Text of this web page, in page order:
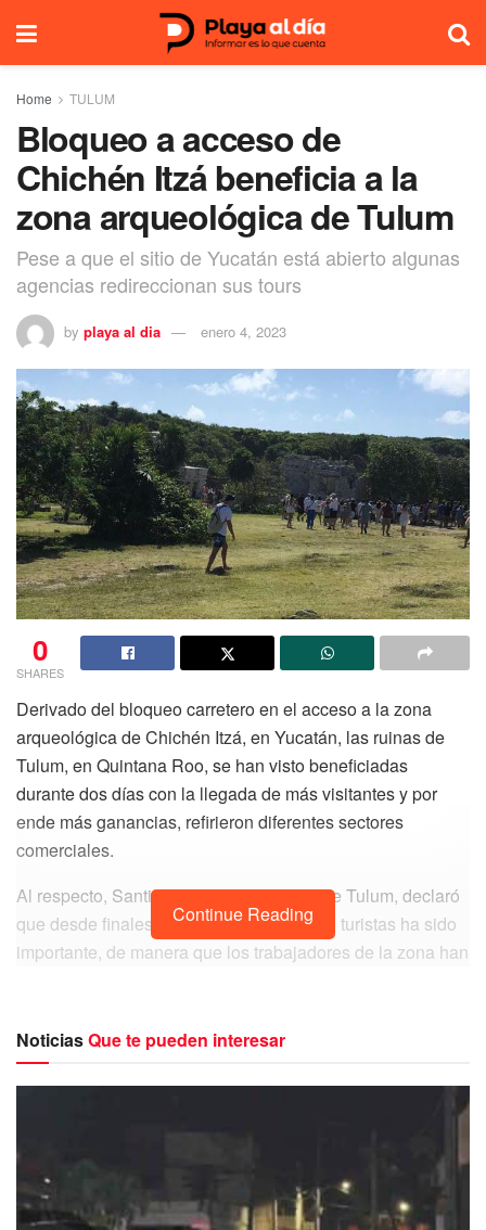
Home TULUM
Bloqueo a acceso de
Chichén Itzá beneficia a la
zona arqueológica de Tulum
Pese a que el sitio de Yucatán está abierto algunas
agencias redireccionan sus tours
by playa al dia enero 4, 2023
0
SHARES
Derivado del bloqueo carretero en el acceso a la zona
arqueológica de Chichén Itzá, en Yucatán, las ruinas de
Tulum, en Quintana Roo, se han visto beneficiadas
durante dos días con la llegada de más visitantes y por
ende más ganancias, refirieron diferentes sectores
comerciales.
Al respecto, Santiago Torres, guía local de Tulum, declaró
que desde finales de diciembre el flujo de turistas ha sido
importante, de manera que los trabajadores de la zona han
mañana, estuvieron viendo mayor afluencia de turistas que
llegaban a bordo de las vans de agencias de viaje y
Continue Reading
NoticiasQue te pueden interesar